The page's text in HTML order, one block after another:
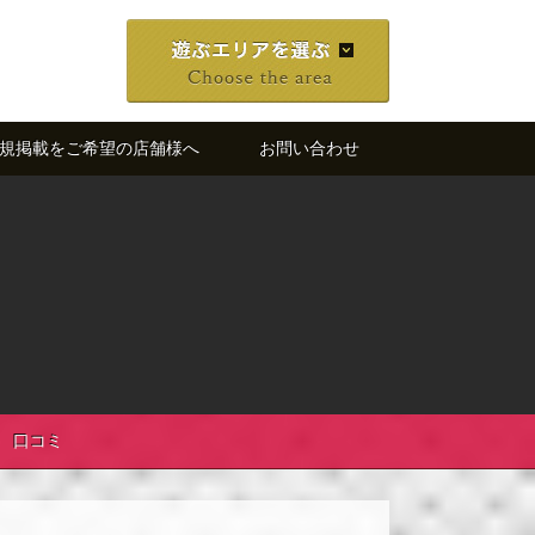
掲載をご希望の店舗様へ お問い合わせ
口コミ